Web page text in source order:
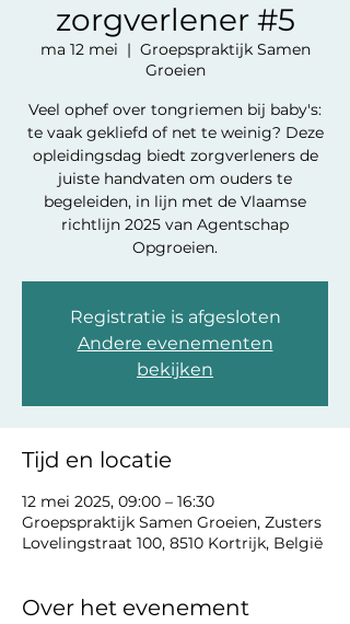
zorgverlener #5
ma 12 mei
  |
Groepspraktijk Samen
Groeien
Veel ophef over tongriemen bij baby's:
te vaak gekliefd of net te weinig? Deze
opleidingsdag biedt zorgverleners de
juiste handvaten om ouders te
begeleiden, in lijn met de Vlaamse
richtlijn 2025 van Agentschap
Opgroeien.
Registratie is afgesloten
Andere evenementen
bekijken
Tijd en locatie
12 mei 2025, 09:00 – 16:30
Groepspraktijk Samen Groeien, Zusters
Lovelingstraat 100, 8510 Kortrijk, België
Over het evenement